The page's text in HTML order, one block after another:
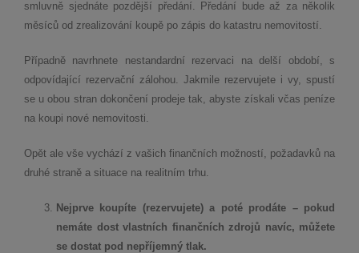
smluvně sjednáte pozdější předání. Předání bude až za několik
měsíců od zrealizování koupě po zápis do katastru nemovitostí.
Případně navrhnete nestandardní rezervaci na delší období, s
odpovídající rezervační zálohou. Jakmile rezervujete i vy, spustí
se u obou stran dokončení prodeje tak, abyste získali včas peníze
na koupi nové nemovitosti.
Opět ale vše vychází z vašich finančních možností, požadavků na
druhé straně a situace na realitním trhu.
Nejprve koupíte (rezervujete) a poté prodáte – pokud
nemáte dost vlastních finančních zdrojů navíc, můžete
se dostat pod nepříjemný tlak.